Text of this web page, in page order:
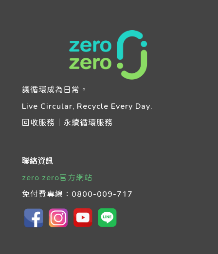
讓循環成為日常。
Live Circular, Recycle Every Day.
回收服務｜永續循環服務
聯絡資訊
zero zero官方網站
免付費專線： 0800-009-717